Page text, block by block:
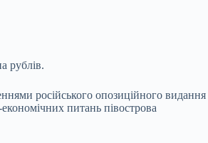
рублів.
російського опозиційного видання
питань півострова